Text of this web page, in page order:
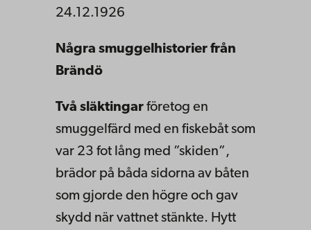
24.12.1926
Några smuggelhistorier från
Brändö
Två släktingar företog en
smuggelfärd med en fiskebåt som
var 23 fot lång med ”skiden”,
brädor på båda sidorna av båten
som gjorde den högre och gav
skydd när vattnet stänkte. Hytt